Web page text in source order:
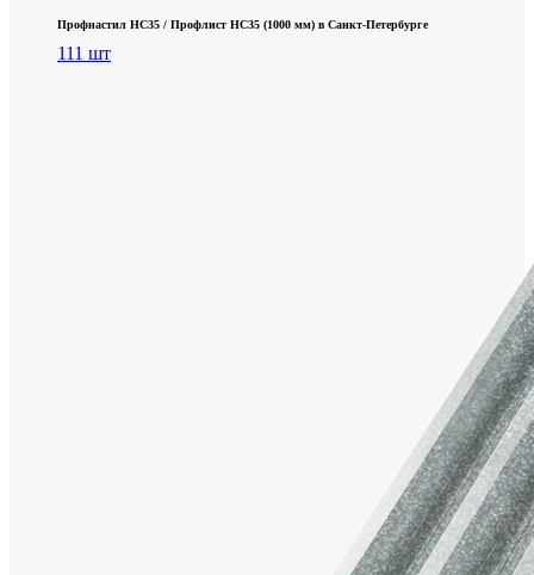
Профнастил НС35 / Профлист НС35 (1000 мм) в Санкт‑Петербурге
111 шт